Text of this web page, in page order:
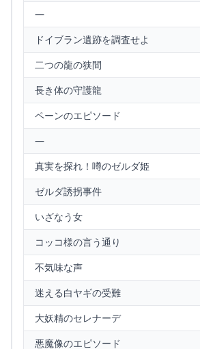
—
ドイブラン遺跡を調査せよ
二つの龍の狭間
長き体の守護龍
ペーンのエピソード
—
真実を探れ！噂のゼルダ姫
ゼルダ誘拐事件
いざなう女
コッコ様の言う通り
不気味な声
迷える白ヤギの受難
大妖精のセレナーデ
悪魔像のエピソード